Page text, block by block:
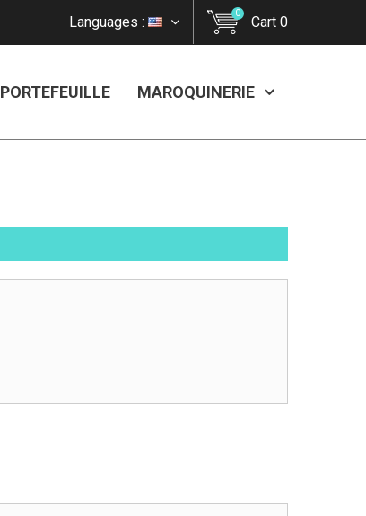
Cart
0
0
Languages :
PORTEFEUILLE MAROQUINERIE